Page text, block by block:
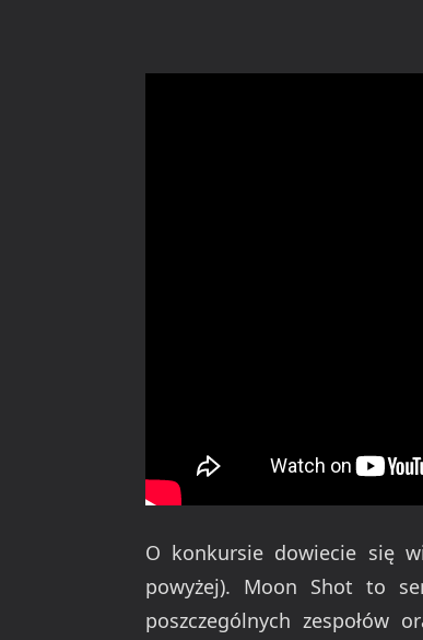
O konkursie dowiecie się
powyżej). Moon Shot to
poszczególnych zespołów